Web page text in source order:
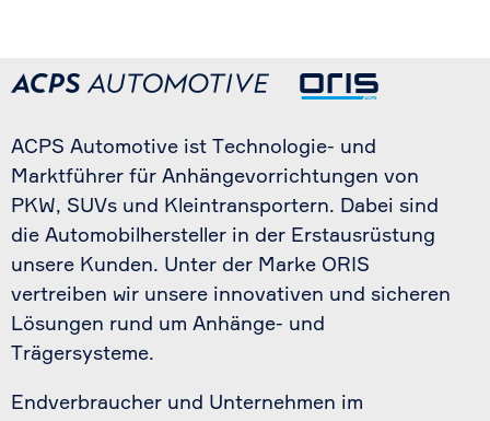
ACPS Automotive ist Technologie- und
Marktführer für Anhängevorrichtungen von
PKW, SUVs und Kleintransportern. Dabei sind
die Automobilhersteller in der Erstausrüstung
unsere Kunden. Unter der Marke ORIS
vertreiben wir unsere innovativen und sicheren
Lösungen rund um Anhänge- und
Trägersysteme.
Endverbraucher und Unternehmen im